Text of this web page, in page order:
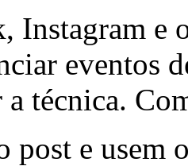
Instagram e
eventos
técnica.
e usem